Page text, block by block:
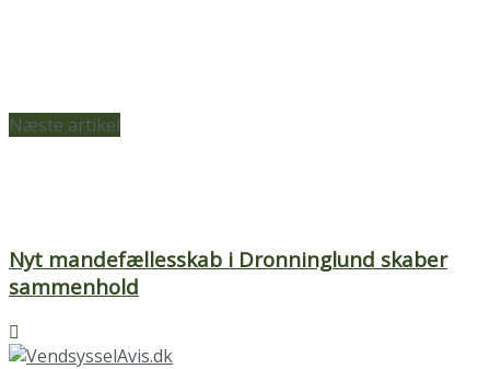
Næste artikel
Nyt mandefællesskab i Dronninglund skaber
sammenhold